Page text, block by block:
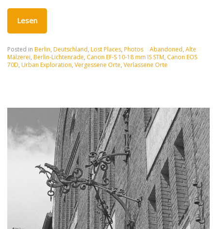
Lesen
Posted in Berlin, Deutschland, Lost Places, Photos Abandoned, Alte
Mälzerei, Berlin-Lichtenrade, Canon EF-S 10-18 mm IS STM, Canon EOS
70D, Urban Exploration, Vergessene Orte, Verlassene Orte